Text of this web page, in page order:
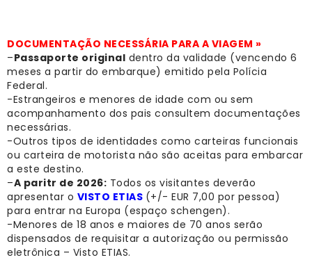
DOCUMENTAÇÃO NECESSÁRIA PARA A VIAGEM »
–Passaporte original dentro da validade (vencendo 6
meses a partir do embarque) emitido pela Polícia
Federal.
-Estrangeiros e menores de idade com ou sem
acompanhamento dos pais consultem documentações
necessárias.
-Outros tipos de identidades como carteiras funcionais
ou carteira de motorista não são aceitas para embarcar
a este destino.
–A paritr de 2026: Todos os visitantes deverão
apresentar o VISTO ETIAS (+/- EUR 7,00 por pessoa)
para entrar na Europa (espaço schengen).
-Menores de 18 anos e maiores de 70 anos serão
dispensados de requisitar a autorização ou permissão
eletrônica – Visto ETIAS.